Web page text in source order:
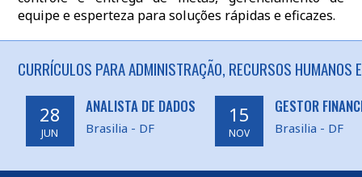
equipe e esperteza para soluções rápidas e eficazes.
CURRÍCULOS PARA ADMINISTRAÇÃO, RECURSOS HUMANOS
28
JUN
ANALISTA DE DADOS
Brasilia - DF
15
NOV
GESTOR
Brasilia - DF